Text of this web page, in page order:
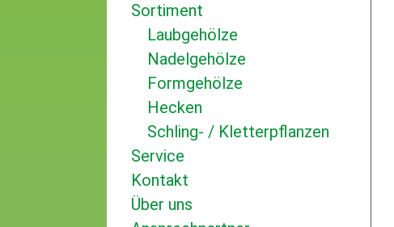
Sortiment
Laubgehölze
Nadelgehölze
Formgehölze
Hecken
Schling- / Kletterpflanzen
Service
Kontakt
Über uns